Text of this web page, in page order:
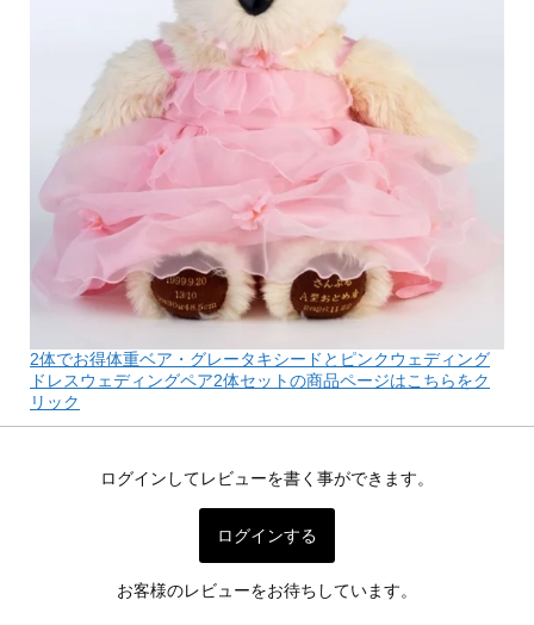
2体でお得体重ベア・グレータキシードとピンクウェディング
ドレスウェディングペア2体セットの商品ページはこちらをク
リック
ログインしてレビューを書く事ができます。
ログインする
お客様のレビューをお待ちしています。